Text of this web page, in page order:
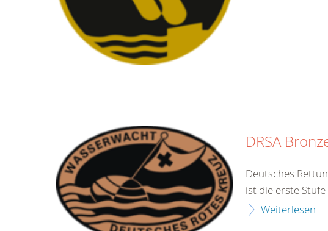
DRSA
Deutsches
ist die erste
Weiterlesen